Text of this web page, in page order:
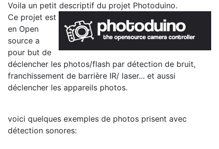
Voila un petit descriptif du projet Photoduino.
Ce projet est
en Open
source a
pour but de
déclencher les photos/flash par détection de bruit,
franchissement de barrière IR/ laser... et aussi
déclencher les appareils photos.
voici quelques exemples de photos prisent avec
détection sonores: